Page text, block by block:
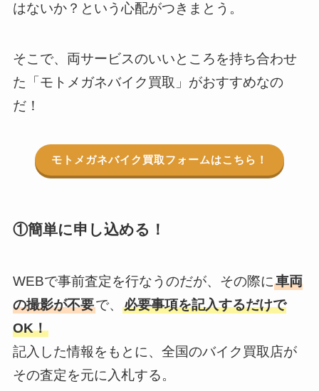
はないか？という心配がつきまとう。
そこで、両サービスのいいところを持ち合わせ
た「モトメガネバイク買取」がおすすめなの
だ！
モトメガネバイク買取フォームはこちら！
①簡単に申し込める！
WEBで事前査定を行なうのだが、その際に車両
の撮影が不要で、 必要事項を記入するだけで
OK！
記入した情報をもとに、全国のバイク買取店が
その査定を元に入札する。